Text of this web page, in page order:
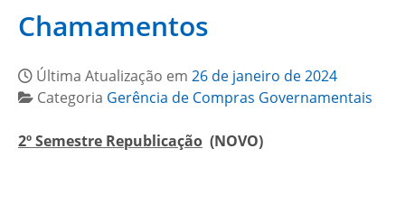
Chamamentos
Última Atualização em 26 de janeiro de 2024
Categoria Gerência de Compras Governamentais
2º Semestre Republicação (NOVO)